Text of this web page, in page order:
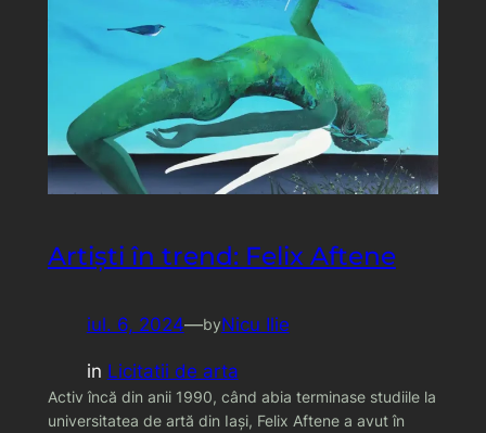
Artiști în trend: Felix Aftene
iul. 6, 2024—byNicu Ilie
in Licitatii de arta
Activ încă din anii 1990, când abia terminase studiile la
universitatea de artă din Iași, Felix Aftene a avut în